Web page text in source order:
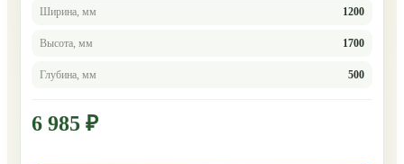
Ширина, мм 1200
Высота, мм 1700
Глубина, мм 500
6 985 ₽